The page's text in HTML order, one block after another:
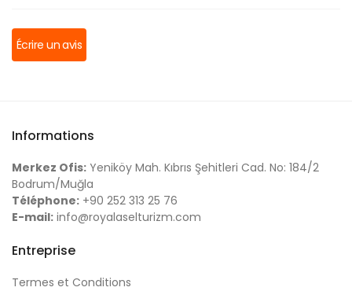
Écrire un avis
Informations
Merkez Ofis: Yeniköy Mah. Kıbrıs Şehitleri Cad. No: 184/2
Bodrum/Muğla
Téléphone: +90 252 313 25 76
E-mail: info@royalaselturizm.com
Entreprise
Termes et Conditions